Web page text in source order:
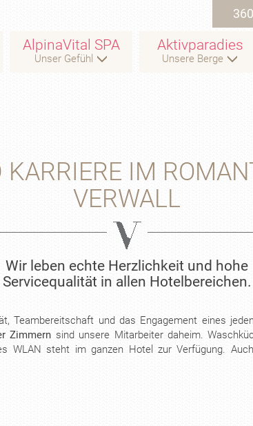
AlpinaVital SPA
Unser Gefühl
Aktivparadies
Unsere Berge
KARRIERE IM
VERWALL
Wir leben echte Herzlichkeit und hohe
Servicequalität in allen Hotelbereichen.
Teambereitschaft und das Engagement eines
Zimmern sind unsere Mitarbeiter daheim.
WLAN steht im ganzen Hotel zur Verfügung.